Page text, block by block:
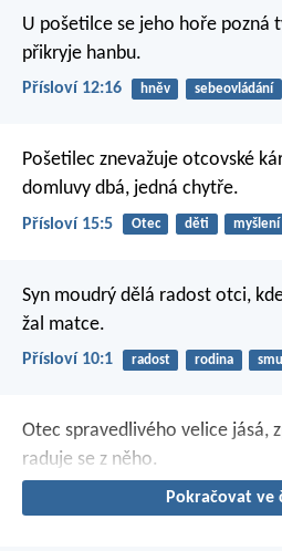
U pošetilce se jeho hoře pozná
přikryje hanbu.
Přísloví 12:16 hněv sebeovládání
Pošetilec znevažuje otcovské
domluvy dbá, jedná chytře.
Přísloví 15:5 Otec děti myšlení
Syn moudrý dělá radost otci,
žal matce.
Přísloví 10:1 radost rodina
Otec spravedlivého velice jásá,
raduje se z něho.
Pokračovat ve